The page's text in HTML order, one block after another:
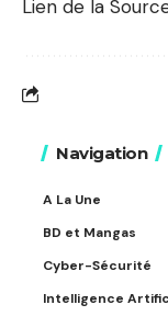
Lien de la
Navigation
A La Une
BD et Mangas
Cyber-Sécurité
Intelligence